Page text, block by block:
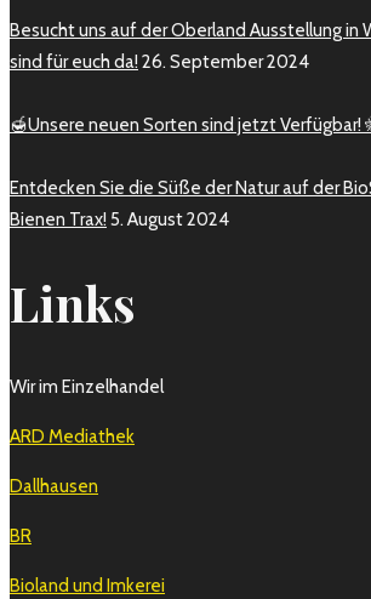
Besucht uns auf der Oberland Ausstellung in
sind für euch da! 26. September 2024
🍯Unsere neuen Sorten sind jetzt Verfügbar!
Entdecken Sie die Süße der Natur auf der
Bienen Trax! 5. August 2024
Links
Wir im Einzelhandel
ARD Mediathek
Dallhausen
BR
Bioland und Imkerei